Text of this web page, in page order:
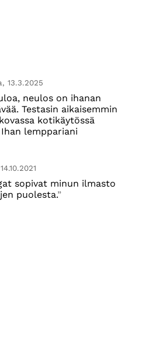
13.3.2025
neulos on ihanan
Testasin aikaisemmin
kotikäytössä
lemppariani
sopivat minun ilmasto
puolesta.